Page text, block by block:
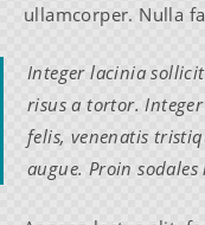
ullamcorper. Nulla
Integer lacinia
risus a tortor.
felis, venenatis
augue. Proin